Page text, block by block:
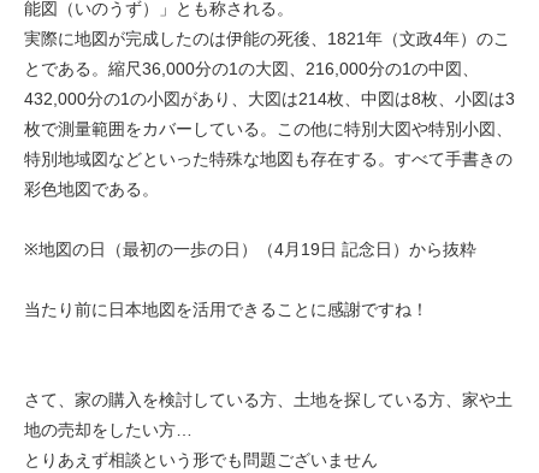
能図（いのうず）」とも称される。
実際に地図が完成したのは伊能の死後、1821年（文政4年）のこ
とである。縮尺36,000分の1の大図、216,000分の1の中図、
432,000分の1の小図があり、大図は214枚、中図は8枚、小図は3
枚で測量範囲をカバーしている。この他に特別大図や特別小図、
特別地域図などといった特殊な地図も存在する。すべて手書きの
彩色地図である。
※地図の日（最初の一歩の日）（4月19日 記念日）から抜粋
当たり前に日本地図を活用できることに感謝ですね！
さて、家の購入を検討している方、土地を探している方、家や土
地の売却をしたい方…
とりあえず相談という形でも問題ございません